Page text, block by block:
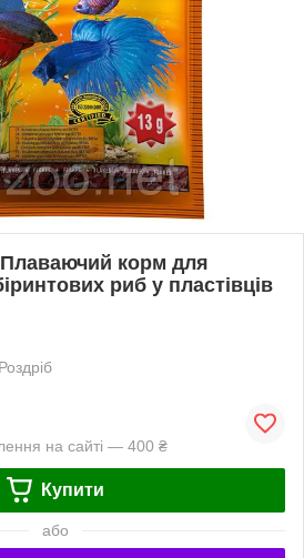
Плаваючий корм для
риб у пластівців
Роздріб
на сайті — 400 ₴
Купити
або